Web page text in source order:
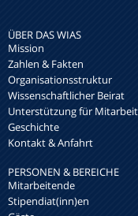
ÜBER DAS WIAS
Mission
Zahlen & Fakten
Organisationsstruktur
Wissenschaftlicher Beirat
Unterstützung für
Geschichte
Kontakt & Anfahrt
PERSONEN & BEREICHE
Mitarbeitende
Stipendiat(inn)en